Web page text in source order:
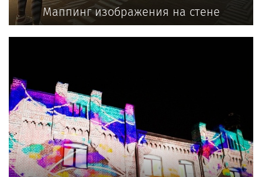
Маппинг изображения на стене